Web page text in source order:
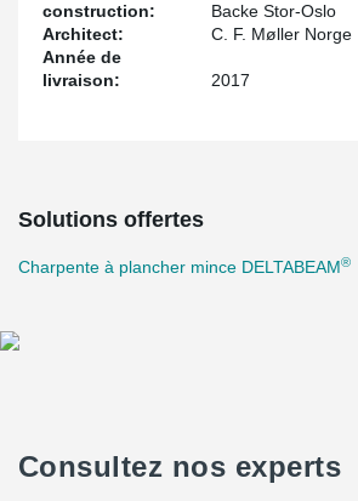
construction:
Backe Stor-Oslo
Architect:
C. F. Møller Norge
Année de
livraison:
2017
Solutions offertes
Charpente à plancher mince DELTABEAM®
Consultez nos experts